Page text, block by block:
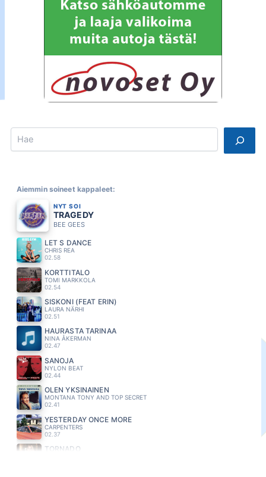
Search
Aiemmin soineet kappaleet:
NYT SOI
TRAGEDY
BEE GEES
LET S DANCE
CHRIS REA
02.58
KORTTITALO
TOMI MARKKOLA
02.54
SISKONI (FEAT ERIN)
LAURA NÄRHI
02.51
HAURASTA TARINAA
NINA ÅKERMAN
02.47
SANOJA
NYLON BEAT
02.44
OLEN YKSINAINEN
MONTANA TONY AND TOP SECRET
02.41
YESTERDAY ONCE MORE
CARPENTERS
02.37
TORNADO